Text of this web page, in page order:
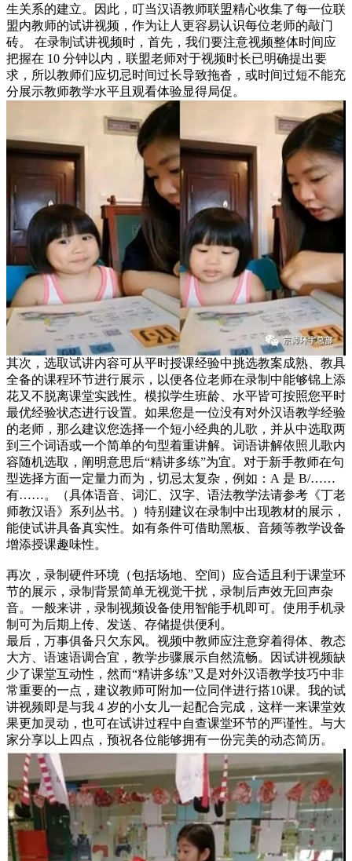
生关系的建立。因此，叮当汉语教师联盟精心收集了每一位联
盟内教师的试讲视频，作为让人更容易认识每位老师的敲门
砖。 在录制试讲视频时，首先，我们要注意视频整体时间应
把握在 10 分钟以内，联盟老师对于视频时长已明确提出要
求，所以教师们应切忌时间过长导致拖沓，或时间过短不能充
分展示教师教学水平且观看体验显得局促。
其次，选取试讲内容可从平时授课经验中挑选教案成熟、教具
全备的课程环节进行展示，以便各位老师在录制中能够锦上添
花又不脱离课堂实践性。模拟学生班龄、水平皆可按照您平时
最优经验状态进行设置。如果您是一位没有对外汉语教学经验
的老师，那么建议您选择一个短小经典的儿歌，并从中选取两
到三个词语或一个简单的句型着重讲解。词语讲解依照儿歌内
容随机选取，阐明意思后“精讲多练”为宜。对于新手教师在句
型选择方面一定量力而为，切忌太复杂，例如：A 是 B/……
有……。（具体语音、词汇、汉字、语法教学法请参考《丁老
师教汉语》系列丛书。）特别建议在录制中出现教材的展示，
能使试讲具备真实性。如有条件可借助黑板、音频等教学设备
增添授课趣味性。
再次，录制硬件环境（包括场地、空间）应合适且利于课堂环
节的展示，录制背景简单无视觉干扰，录制后声效无回声杂
音。一般来讲，录制视频设备使用智能手机即可。使用手机录
制可为后期上传、发送、存储提供便利。
最后，万事俱备只欠东风。视频中教师应注意穿着得体、教态
大方、语速语调合宜，教学步骤展示自然流畅。因试讲视频缺
少了课堂互动性，然而“精讲多练”又是对外汉语教学技巧中非
常重要的一点，建议教师可附加一位同伴进行搭10课。我的试
讲视频即是与我 4 岁的小女儿一起配合完成，这样一来课堂效
果更加灵动，也可在试讲过程中自查课堂环节的严谨性。与大
家分享以上四点，预祝各位能够拥有一份完美的动态简历。